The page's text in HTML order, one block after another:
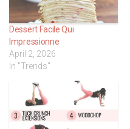
Dessert Facile Qui
Impressionne
April 2, 2026
In "Trends"